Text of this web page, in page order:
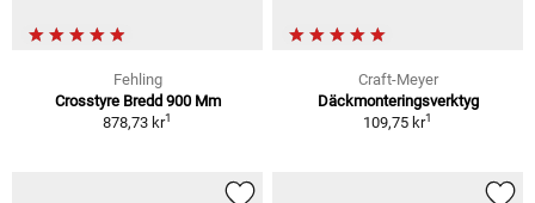
Fehling
Crosstyre Bredd 900 Mm
878,73 kr1
Craft-Meyer
Däckmonteringsverktyg
109,75 kr1